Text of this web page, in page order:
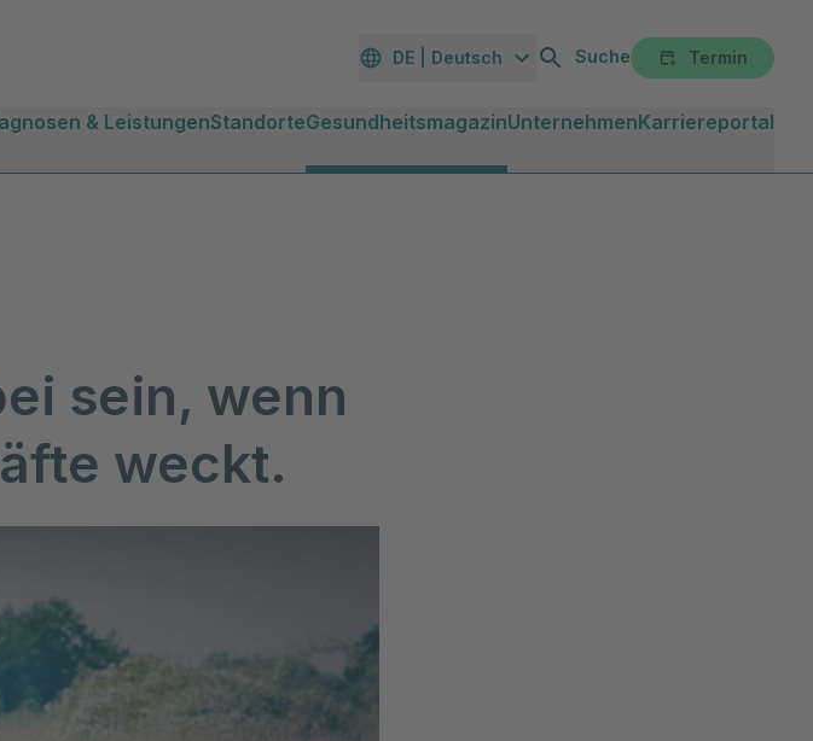
DE | Deutsch Suche Termin
& LeistungenStandorteGesundheitsmagazinUnternehmenKarriereportal
sein, wenn
weckt.